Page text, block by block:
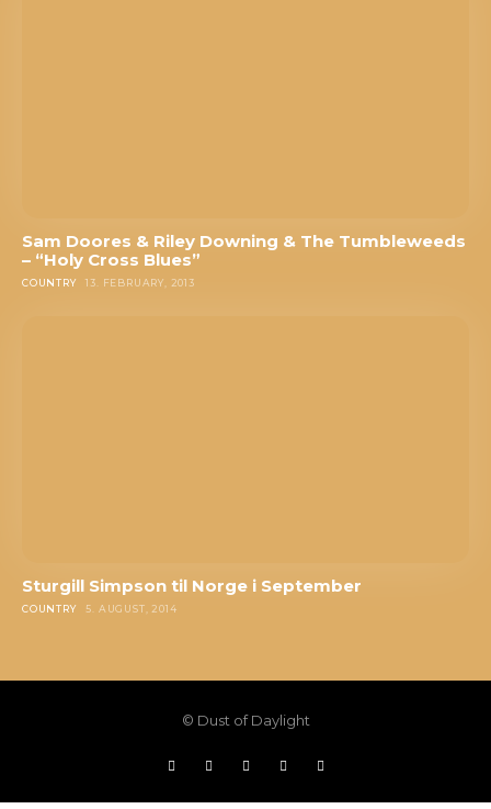
Sam Doores & Riley Downing & The Tumbleweeds
– “Holy Cross Blues”
COUNTRY 13. FEBRUARY, 2013
Sturgill Simpson til Norge i September
COUNTRY 5. AUGUST, 2014
© Dust of Daylight